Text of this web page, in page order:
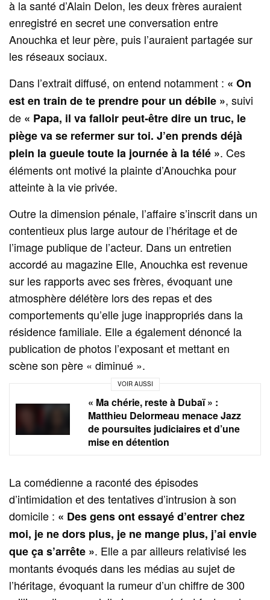
à la santé d’Alain Delon, les deux frères auraient
enregistré en secret une conversation entre
Anouchka et leur père, puis l’auraient partagée sur
les réseaux sociaux.
Dans l’extrait diffusé, on entend notamment : « On
est en train de te prendre pour un débile », suivi
de « Papa, il va falloir peut‑être dire un truc, le
piège va se refermer sur toi. J’en prends déjà
plein la gueule toute la journée à la télé ». Ces
éléments ont motivé la plainte d’Anouchka pour
atteinte à la vie privée.
Outre la dimension pénale, l’affaire s’inscrit dans un
contentieux plus large autour de l’héritage et de
l’image publique de l’acteur. Dans un entretien
accordé au magazine Elle, Anouchka est revenue
sur les rapports avec ses frères, évoquant une
atmosphère délétère lors des repas et des
comportements qu’elle juge inappropriés dans la
résidence familiale. Elle a également dénoncé la
publication de photos l’exposant et mettant en
scène son père « diminué ».
VOIR AUSSI
« Ma chérie, reste à Dubaï » :
Matthieu Delormeau menace Jazz
de poursuites judiciaires et d’une
mise en détention
La comédienne a raconté des épisodes
d’intimidation et des tentatives d’intrusion à son
domicile : « Des gens ont essayé d’entrer chez
moi, je ne dors plus, je ne mange plus, j’ai envie
que ça s’arrête ». Elle a par ailleurs relativisé les
montants évoqués dans les médias au sujet de
l’héritage, évoquant la rumeur d’un chiffre de 300